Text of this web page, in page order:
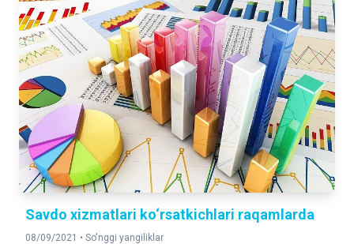
Savdo xizmatlari ko‘rsatkichlari raqamlarda
08/09/2021 • So'nggi yangiliklar